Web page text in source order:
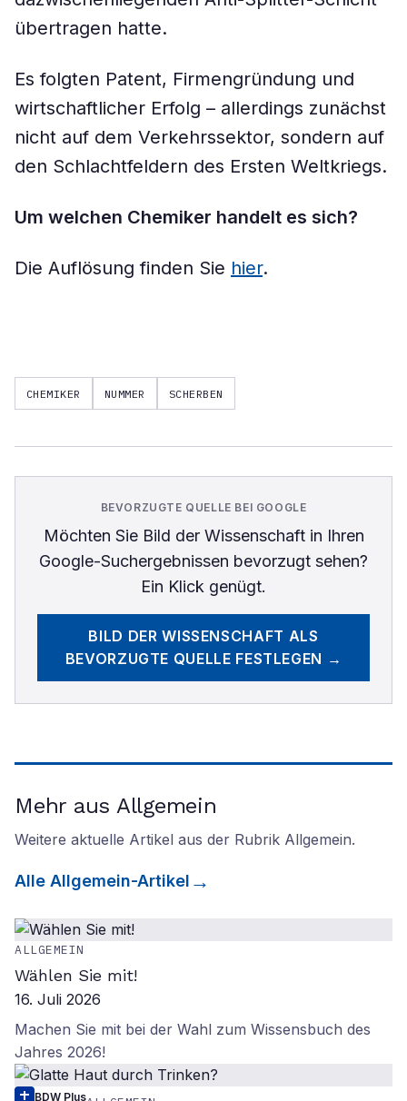
übertragen hatte.
Es folgten Patent, Firmengründung und
wirtschaftlicher Erfolg – allerdings zunächst
nicht auf dem Verkehrssektor, sondern auf
den Schlachtfeldern des Ersten Weltkriegs.
Um welchen Chemiker handelt es sich?
Die Auflösung finden Sie hier.
CHEMIKER NUMMER SCHERBEN
BEVORZUGTE QUELLE BEI GOOGLE
Möchten Sie Bild der Wissenschaftin Ihren
Google-Suchergebnissen bevorzugt sehen?
Ein Klick genügt.
BILD DER WISSENSCHAFT ALS
BEVORZUGTE QUELLE FESTLEGEN →
Mehr aus Allgemein
Weitere aktuelle Artikel aus der Rubrik Allgemein.
Alle Allgemein-Artikel
ALLGEMEIN
Wählen Sie mit!
16. Juli 2026
Machen Sie mit bei der Wahl zum Wissensbuch des
Jahres 2026!
BDW Plus